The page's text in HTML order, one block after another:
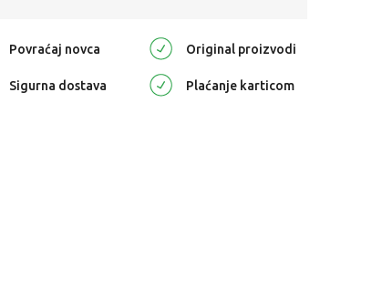
Povraćaj novca Original proizvodi
Sigurna dostava Plaćanje karticom